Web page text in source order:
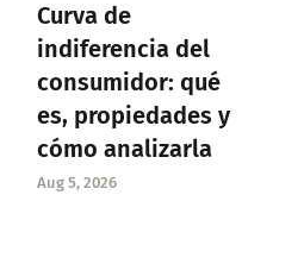
Curva de
indiferencia del
consumidor: qué
es, propiedades y
cómo analizarla
Aug 5, 2026